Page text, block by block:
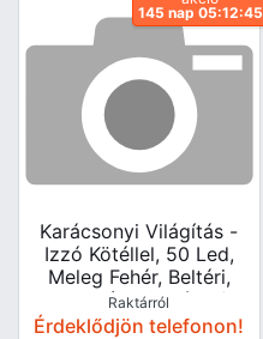
145 nap 05:12:45
Karácsonyi Világítás -
Izzó Kötéllel, 50 Led,
Meleg Fehér, Beltéri,
3xAA, (elem Nélkül)
031-ST80
Raktárról
Érdeklődjön telefonon!